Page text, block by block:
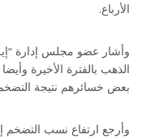
الأرباع.
وأشار عضو مجلس إدارة
الذهب بالفترة الأخيرة
بعض خسائرهم نتيجة
وأرجع ارتفاع نسب التضخم